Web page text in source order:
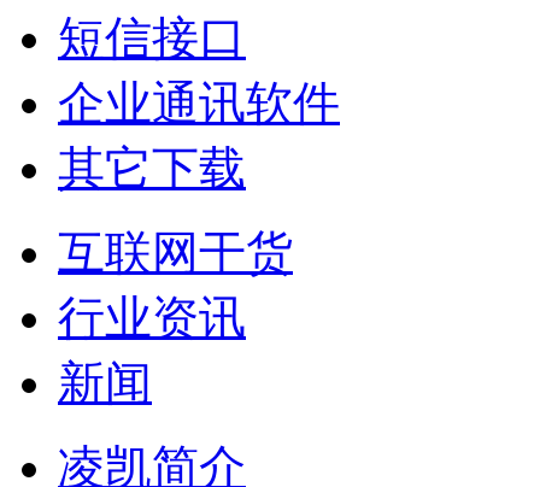
短信接口
企业通讯软件
其它下载
互联网干货
行业资讯
新闻
凌凯简介